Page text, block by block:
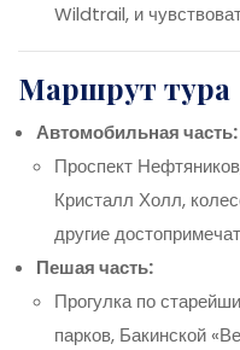
Wildtrail, и
Маршрут тура
Автомобильная часть:
Проспект
Кристалл Холл,
другие
Пешая часть:
Прогулка по
парков, Бакинской